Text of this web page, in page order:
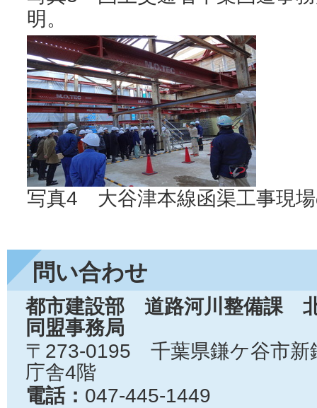
明。
写真4 大谷津本線函渠工事現
問い合わせ
都市建設部 道路河川整備課
同盟事務局
〒273-0195 千葉県鎌ケ谷市
庁舎4階
電話： 047-445-1449